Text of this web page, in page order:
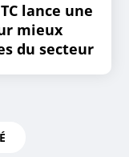
lance une
mieux
du secteur